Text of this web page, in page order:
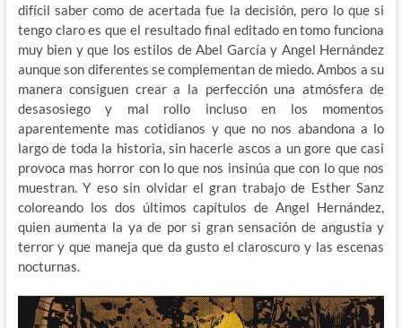
difícil saber como de acertada fue la decisión, pero lo que si
tengo claro es que el resultado final editado en tomo funciona
muy bien y que los estilos de Abel García y Angel Hernández
aunque son diferentes se complementan de miedo. Ambos a su
manera consiguen crear a la perfección una atmósfera de
desasosiego y mal rollo incluso en los momentos
aparentemente mas cotidianos y que no nos abandona a lo
largo de toda la historia, sin hacerle ascos a un gore que casi
provoca mas horror con lo que nos insinúa que con lo que nos
muestran. Y eso sin olvidar el gran trabajo de Esther Sanz
coloreando los dos últimos capítulos de Angel Hernández,
quien aumenta la ya de por si gran sensación de angustia y
terror y que maneja que da gusto el claroscuro y las escenas
nocturnas.